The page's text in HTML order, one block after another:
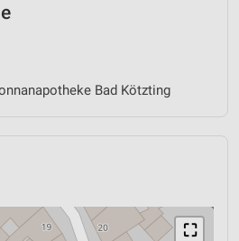
Bad Kötzting
⛶